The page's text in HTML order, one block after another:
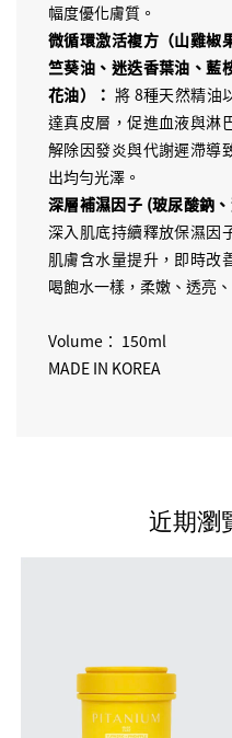
幅度優化膚質。
微循環激活複方（山雞椒
竺葵油、迷迭香葉油、藍
花油）： 將 8種天然精油
達真皮層，促進血液與淋
解除因發炎與代謝遲滯導
出均勻光澤。
深層補濕因子 (玻尿酸鈉
深入肌底持續釋放保濕因
肌膚含水量提升，即時改
喝飽水一樣，柔嫩、透亮
Volume： 150ml
MADE IN KOREA
近期瀏